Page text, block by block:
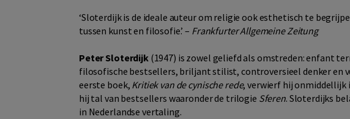
‘Sloterdijk is de ideale auteur om religie ook esthetisch te
tussen kunst en filosofie.’ – Frankfurter Allgemeine Zeitung
Peter Sloterdijk(1947) is zowel geliefd als omstreden: enfant
filosofische bestsellers, briljant stilist, controversieel denker en
eerste boek, Kritiek van de cynische rede, verwierf hij onmiddellijk
hij tal van bestsellers waaronder de trilogie Sferen. Sloterdijks
in Nederlandse vertaling.